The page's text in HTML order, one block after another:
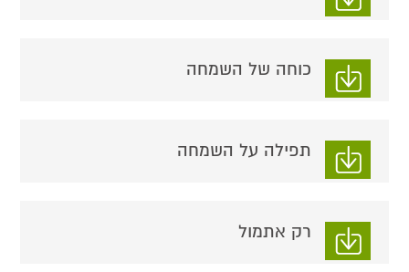
כוחה של השמחה
תפילה על השמחה
רק אתמול